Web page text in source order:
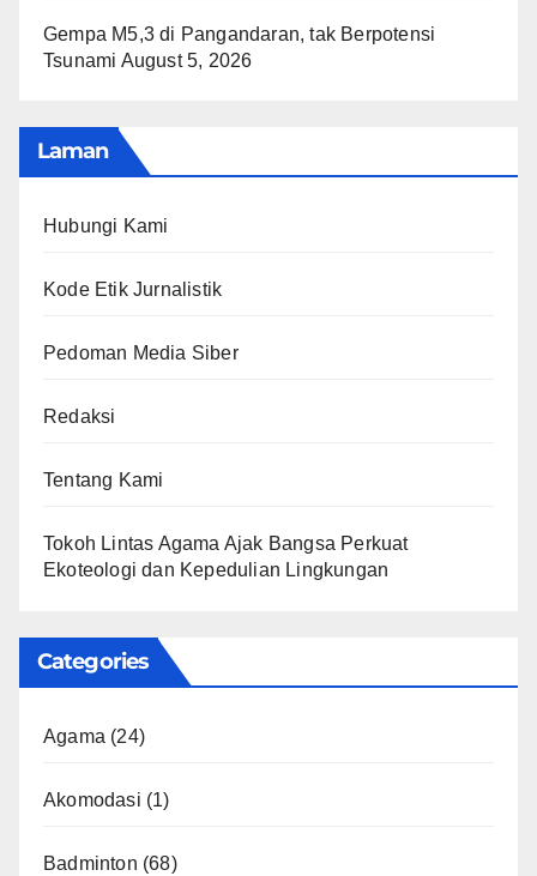
Gempa M5,3 di Pangandaran, tak Berpotensi
Tsunami August 5, 2026
Laman
Hubungi Kami
Kode Etik Jurnalistik
Pedoman Media Siber
Redaksi
Tentang Kami
Tokoh Lintas Agama Ajak Bangsa Perkuat
Ekoteologi dan Kepedulian Lingkungan
Categories
Agama (24)
Akomodasi (1)
Badminton (68)